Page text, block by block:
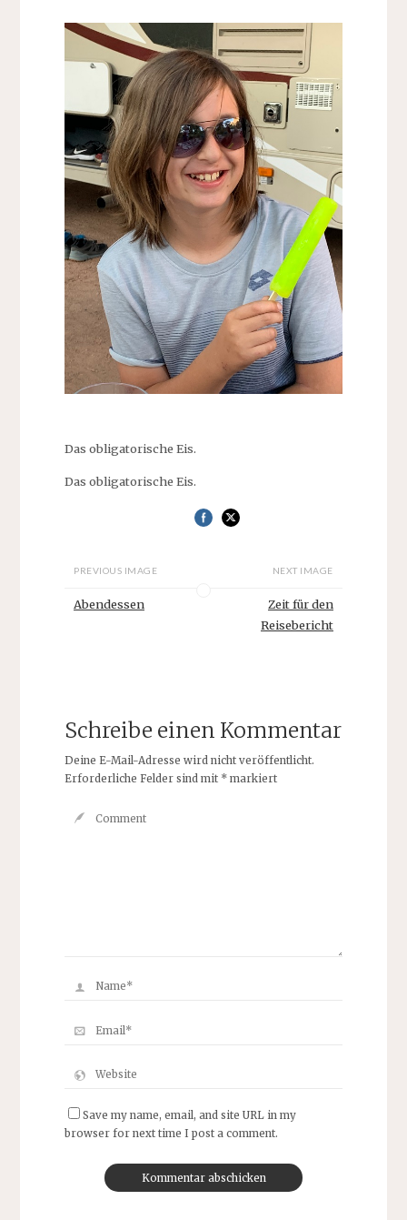
Das obligatorische Eis.
Das obligatorische Eis.
PREVIOUS IMAGE
Abendessen
NEXT IMAGE
Zeit für den
Reisebericht
Schreibe einen Kommentar
Deine E-Mail-Adresse wird nicht veröffentlicht.
Erforderliche Felder sind mit *markiert
Save my name, email, and site URL in my
browser for next time I post a comment.